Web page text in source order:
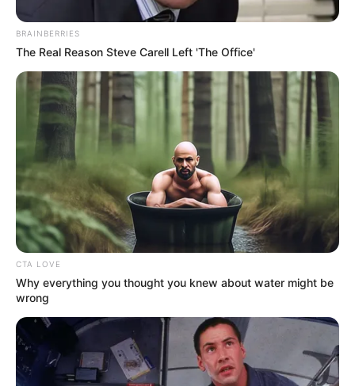
ΗΠΑ: Ο Αμερικανικός
Ερυθρός Σταυρός πιάστηκε
να αναμειγνύει αίμα
εμβολιασμένων με αίμα...
Ο Τραμπ αποκαλύπτει τον
μεγαλύτερο φόβο του,
προειδοποιεί «Βρισκόμαστε
στην πιο επικίνδυνη...
BRAINBERRIES
The Real Reason Steve Carell Left 'The Office'
CTA LOVE
Why everything you thought you knew about water might be
wrong